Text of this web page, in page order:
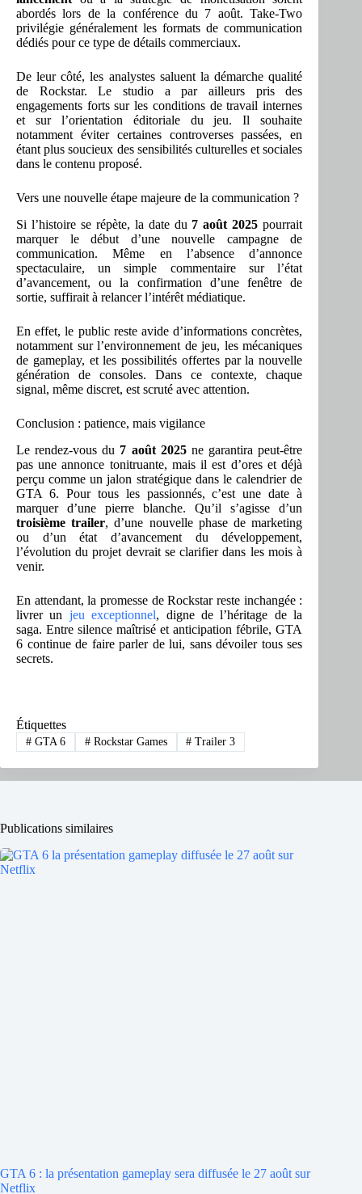
abordés lors de la conférence du 7 août. Take-Two
privilégie généralement les formats de communication
dédiés pour ce type de détails commerciaux.
De leur côté, les analystes saluent la démarche qualité
de Rockstar. Le studio a par ailleurs pris des
engagements forts sur les conditions de travail internes
et sur l’orientation éditoriale du jeu. Il souhaite
notamment éviter certaines controverses passées, en
étant plus soucieux des sensibilités culturelles et sociales
dans le contenu proposé.
Vers une nouvelle étape majeure de la communication ?
Si l’histoire se répète, la date du 7 août 2025 pourrait
marquer le début d’une nouvelle campagne de
communication. Même en l’absence d’annonce
spectaculaire, un simple commentaire sur l’état
d’avancement, ou la confirmation d’une fenêtre de
sortie, suffirait à relancer l’intérêt médiatique.
En effet, le public reste avide d’informations concrètes,
notamment sur l’environnement de jeu, les mécaniques
de gameplay, et les possibilités offertes par la nouvelle
génération de consoles. Dans ce contexte, chaque
signal, même discret, est scruté avec attention.
Conclusion : patience, mais vigilance
Le rendez-vous du 7 août 2025ne garantira peut-être
pas une annonce tonitruante, mais il est d’ores et déjà
perçu comme un jalon stratégique dans le calendrier de
GTA 6. Pour tous les passionnés, c’est une date à
marquer d’une pierre blanche. Qu’il s’agisse d’un
troisième trailer, d’une nouvelle phase de marketing
ou d’un état d’avancement du développement,
l’évolution du projet devrait se clarifier dans les mois à
venir.
En attendant, la promesse de Rockstar reste inchangée :
livrer un jeu exceptionnel, digne de l’héritage de la
saga. Entre silence maîtrisé et anticipation fébrile, GTA
6 continue de faire parler de lui, sans dévoiler tous ses
secrets.
Étiquettes
#GTA 6 #Rockstar Games # Trailer 3
Publications similaires
GTA 6 : la présentation gameplay sera diffusée le 27 août sur
Netflix